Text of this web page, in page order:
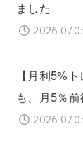
ました
【月利5%
も、月5％